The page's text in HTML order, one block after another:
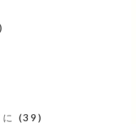
(39)